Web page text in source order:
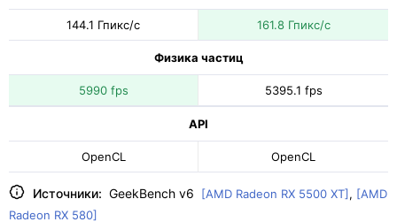
144.1 Гпикс/с 161.8 Гпикс/с
Физика частиц
5990 fps 5395.1 fps
API
OpenCL OpenCL
Источники: GeekBench v6 [AMD Radeon RX 5500 XT], [AMD
Radeon RX 580]